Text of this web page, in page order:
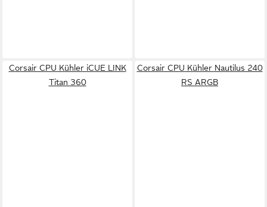
Corsair CPU Kühler iCUE LINK
Titan 360
Corsair CPU Kühler Nautilus 240
RS ARGB